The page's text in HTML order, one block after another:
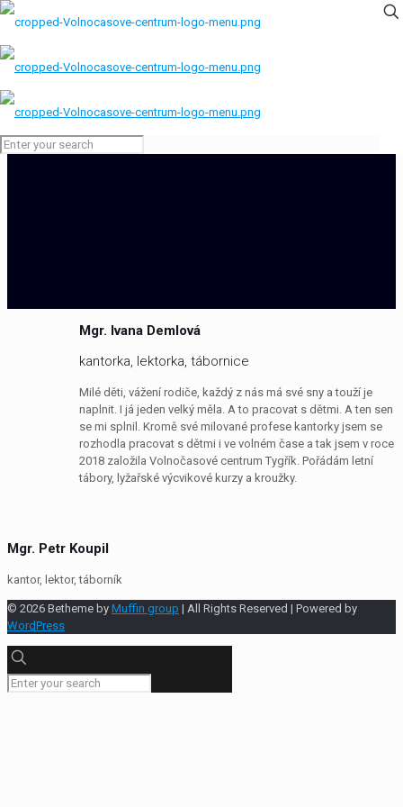
Mgr. Ivana Demlová
kantorka, lektorka, tábornice
Milé děti, vážení rodiče, každý z nás má své sny a touží je
naplnit. I já jeden velký měla. A to pracovat s dětmi. A ten sen
se mi splnil. Kromě své milované profese kantorky jsem se
rozhodla pracovat s dětmi i ve volném čase a tak jsem v roce
2018 založila Volnočasové centrum Tygřík. Pořádám letní
tábory, lyžařské výcvikové kurzy a kroužky.
Mgr. Petr Koupil
kantor, lektor, táborník
© 2026 Betheme by Muffin group | All Rights Reserved | Powered by
WordPress